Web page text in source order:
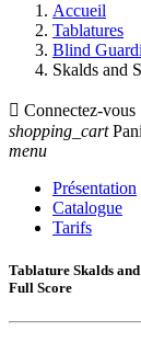
Accueil
Tablatures
Blind
Skalds and
 Connectez-vous
shopping_cart
menu
Présentation
Catalogue
Tarifs
Tablature Skalds
Full Score